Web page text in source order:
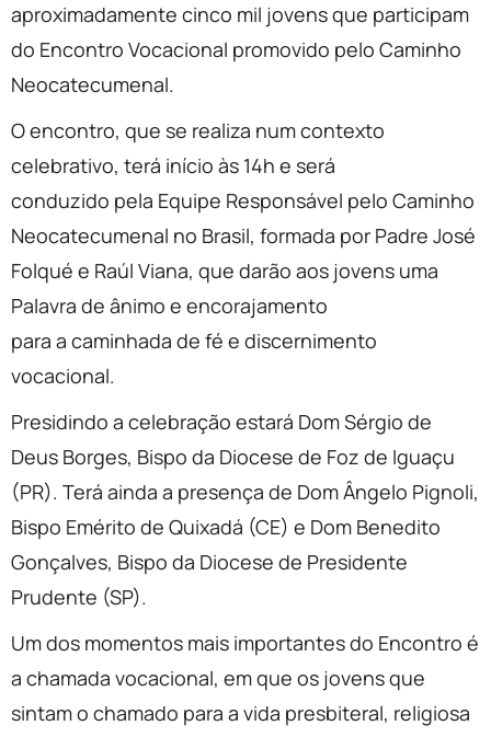
aproximadamente cinco mil jovens que participam
do Encontro Vocacional promovido pelo Caminho
Neocatecumenal.
O encontro, que se realiza num contexto
celebrativo, terá início às 14h e será
conduzido pela Equipe Responsável pelo Caminho
Neocatecumenal no Brasil, formada por Padre José
Folqué e Raúl Viana, que darão aos jovens uma
Palavra de ânimo e encorajamento
para a caminhada de fé e discernimento
vocacional.
Presidindo a celebração estará Dom Sérgio de
Deus Borges, Bispo da Diocese de Foz de Iguaçu
(PR). Terá ainda a presença de Dom Ângelo Pignoli,
Bispo Emérito de Quixadá (CE) e Dom Benedito
Gonçalves, Bispo da Diocese de Presidente
Prudente (SP).
Um dos momentos mais importantes do Encontro é
a chamada vocacional, em que os jovens que
sintam o chamado para a vida presbiteral, religiosa